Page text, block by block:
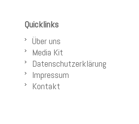
Quicklinks
Über uns
Media Kit
Datenschutzerklärung
Impressum
Kontakt